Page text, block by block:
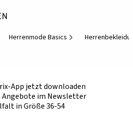
Herrenmode Basics
App jetzt downloaden
Angebote im Newsletter
in Größe 36-54